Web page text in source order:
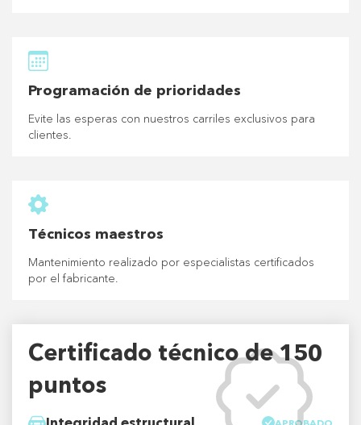
Programación de prioridades
Evite las esperas con nuestros carriles exclusivos para
clientes.
Técnicos maestros
Mantenimiento realizado por especialistas certificados
por el fabricante.
Certificado técnico de 150
puntos